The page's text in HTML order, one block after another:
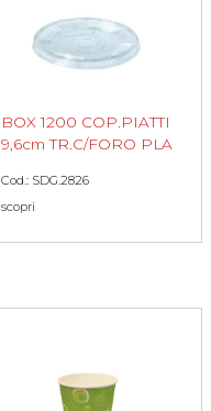
BOX 1200 COP.PIATTI
9,6cm TR.C/FORO PLA
Cod.: SDG.2826
scopri